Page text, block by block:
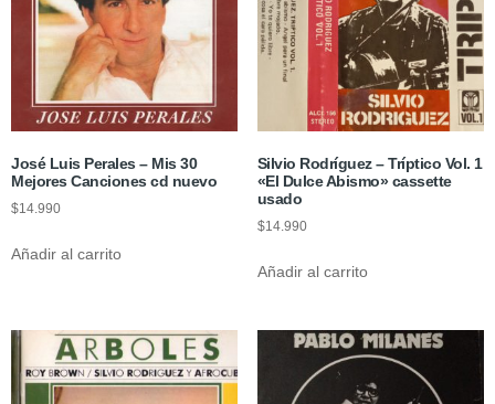
José Luis Perales – Mis 30
Mejores Canciones cd nuevo
$14.990
Añadir al carrito
Silvio Rodríguez – Tríptico Vol. 1
«El Dulce Abismo» cassette
usado
$14.990
Añadir al carrito